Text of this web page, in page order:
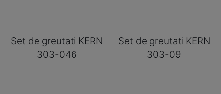
Set de greutati KERN
303-046
Set de greutati KERN
303-09